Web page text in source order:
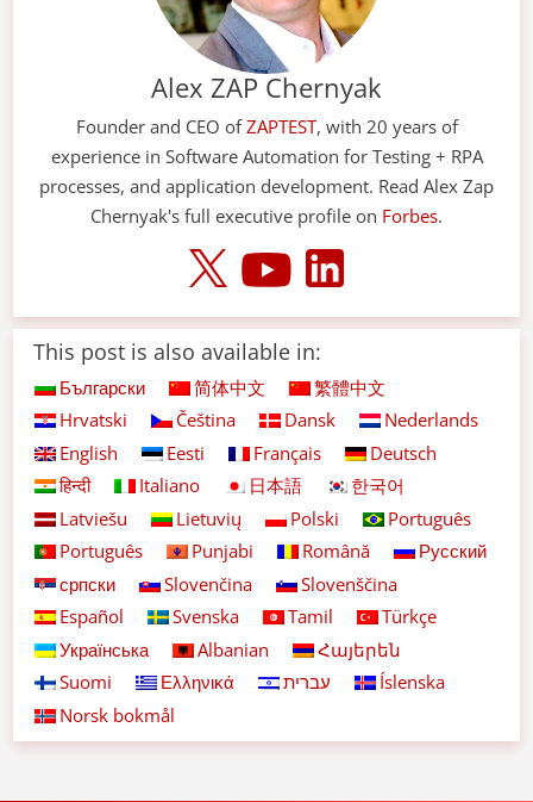
Alex ZAP Chernyak
Founder and CEO ofZAPTEST, with 20 years of
experience in Software Automation for Testing + RPA
processes, and application development. Read Alex Zap
Chernyak's full executive profile on Forbes.
This post is also available in:
Български 简体中文
繁體中文
Hrvatski
Čeština Dansk
Nederlands
English
Eesti Français
Deutsch
हिन्दी
Italiano 日本語
한국어
Latviešu
Lietuvių Polski
Português
Português
Punjabi Română
Русский
српски
Slovenčina
Slovenščina
Español
Svenska Tamil
Türkçe
Українська
Albanian
Հայերեն
Suomi
Ελληνικά עברית
Íslenska
Norsk bokmål